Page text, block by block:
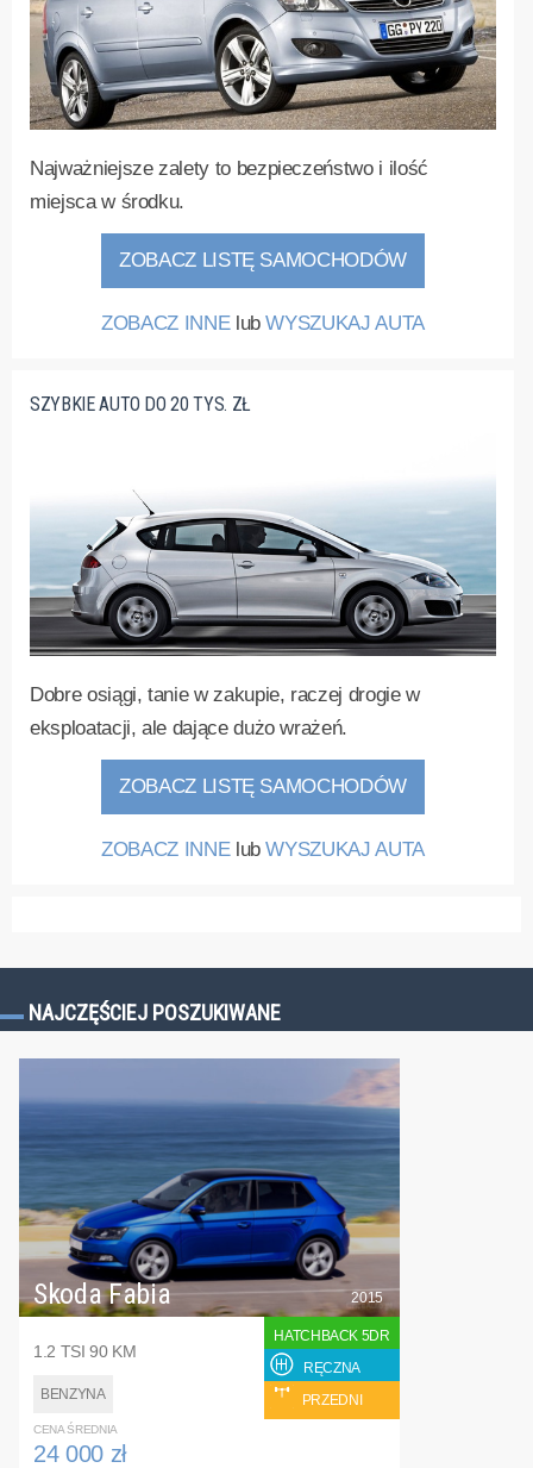
Najważniejsze zalety to bezpieczeństwo i ilość
miejsca w środku.
ZOBACZ LISTĘ SAMOCHODÓW
ZOBACZ INNElubWYSZUKAJ AUTA
SZYBKIE AUTO DO 20 TYS. ZŁ
Dobre osiągi, tanie w zakupie, raczej drogie w
eksploatacji, ale dające dużo wrażeń.
ZOBACZ LISTĘ SAMOCHODÓW
ZOBACZ INNElubWYSZUKAJ AUTA
NAJCZĘŚCIEJ POSZUKIWANE
Skoda Fabia
1.2 TSI 90 KM
BENZYNA
2015
HATCHBACK 5DR
RĘCZNA
PRZEDNI
CENA ŚREDNIA
24 000 zł